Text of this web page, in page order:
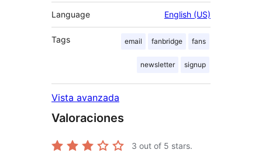
Language English (US)
Tags email fanbridge fans
newsletter signup
Vista avanzada
Valoraciones
3 out of 5 stars.